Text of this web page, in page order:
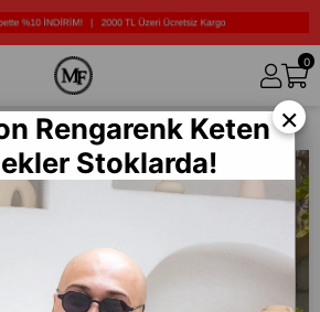
0
Şort Takım (TKB22) ×
Rengarenk Keten
Stoklarda!